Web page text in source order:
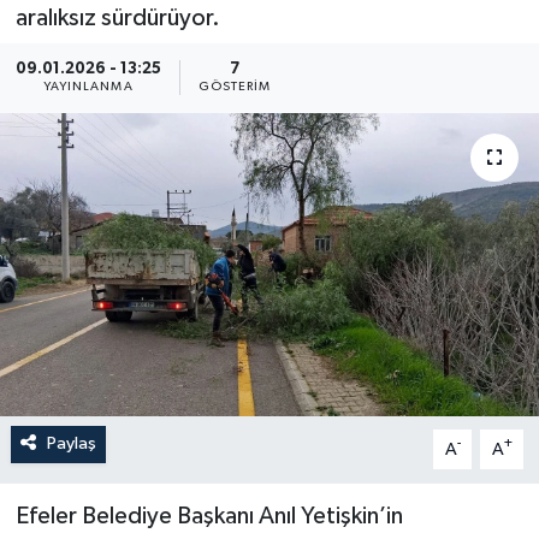
aralıksız sürdürüyor.
09.01.2026 - 13:25
YAYINLANMA
7
GÖSTERIM
Paylaş A- A+
Efeler Belediye Başkanı Anıl Yetişkin’in